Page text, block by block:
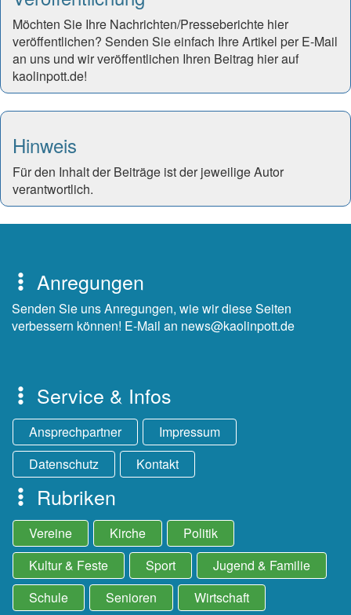
Möchten Sie Ihre Nachrichten/Presseberichte hier
veröffentlichen? Senden Sie einfach Ihre Artikel per E-Mail
an uns und wir veröffentlichen Ihren Beitrag hier auf
kaolinpott.de!
Hinweis
Für den Inhalt der Beiträge ist der jeweilige Autor
verantwortlich.
Anregungen
Senden Sie uns Anregungen, wie wir diese Seiten
verbessern können! E-Mail an news@kaolinpott.de
Service & Infos
Ansprechpartner
Impressum
Datenschutz
Kontakt
Rubriken
Vereine Kirche
Politik
Kultur & Feste
Sport
Jugend & Familie
Schule
Senioren Wirtschaft